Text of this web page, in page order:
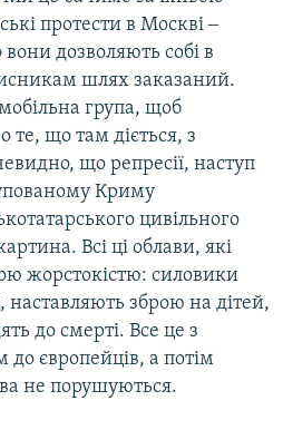
протести в Москві ‒
дозволяють собі в
шлях заказаний.
група, щоб
те, що там діється, з
що репресії, наступ
Криму
цивільного
Всі ці облави, які
жорстокістю: силовики
зброю на дітей,
до смерті. Все це з
європейців, а потім
не порушуються.